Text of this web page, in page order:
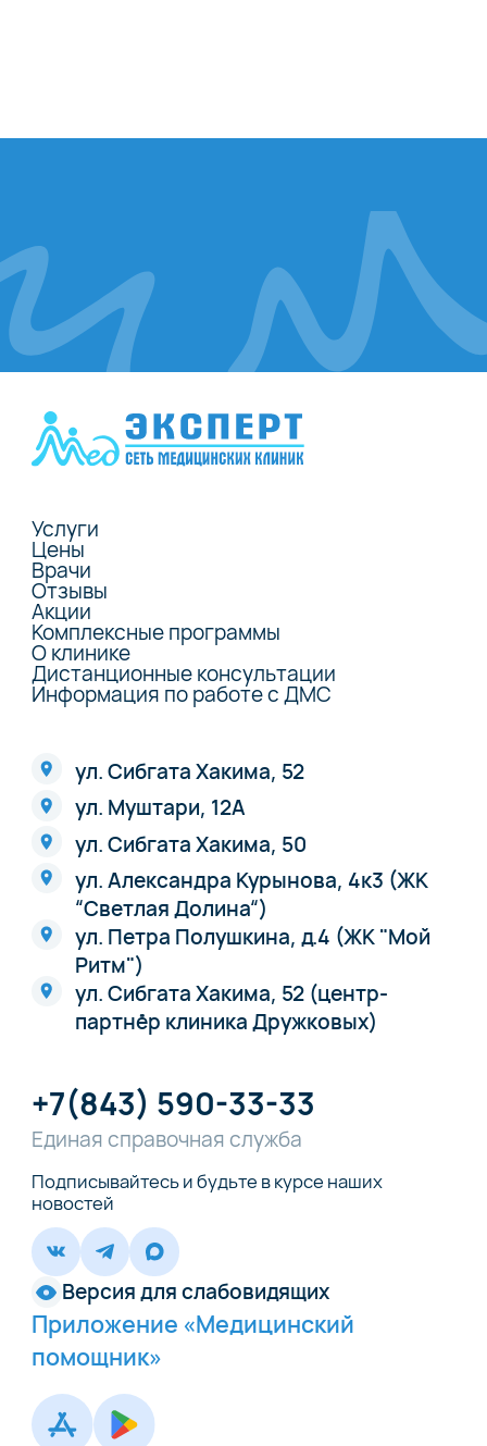
Услуги
Цены
Врачи
Отзывы
Акции
Комплексные программы
О клинике
Дистанционные консультации
Информация по работе с ДМС
ул. Сибгата Хакима, 52
ул. Муштари, 12А
ул. Сибгата Хакима, 50
ул. Александра Курынова, 4к3 (ЖК
“Светлая Долина“)
ул. Петра Полушкина, д.4 (ЖК "Мой
Ритм")
ул. Сибгата Хакима, 52 (центр-
партнёр клиника Дружковых)
+7(843) 590-33-33
Единая справочная служба
Подписывайтесь и будьте в курсе наших
новостей
Версия для слабовидящих
Приложение «Медицинский
помощник»